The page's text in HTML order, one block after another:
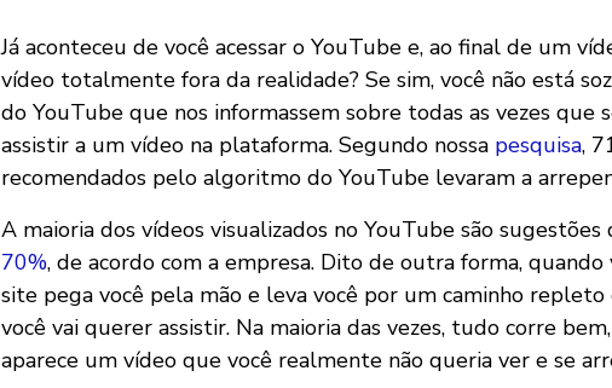
Já aconteceu de você acessar o YouTube e, ao final de um
vídeo totalmente fora da realidade? Se sim, você não está
do YouTube que nos informassem sobre todas as vezes que
assistir a um vídeo na plataforma. Segundo nossa pesquisa,
recomendados pelo algoritmo do YouTube levaram a
A maioria dos vídeos visualizados no YouTube são
70%, de acordo com a empresa. Dito de outra forma, quando
site pega você pela mão e leva você por um caminho
você vai querer assistir. Na maioria das vezes, tudo corre
aparece um vídeo que você realmente não queria ver e se